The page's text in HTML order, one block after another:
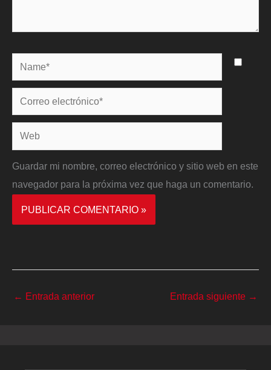
Name*
Correo
electrónico*
Web
Guardar mi nombre, correo electrónico y sitio web en este
navegador para la próxima vez que haga un comentario.
← Entrada anterior Entrada siguiente →